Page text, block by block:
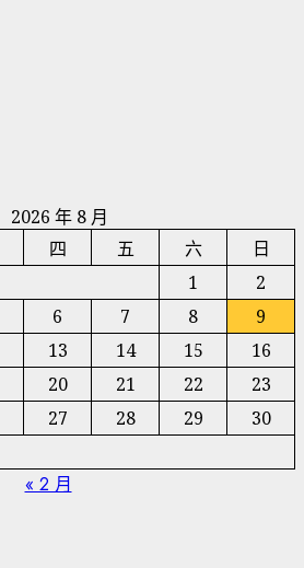
2026 年 8 月
四 五 六
日
1
2
6 7 8
9
13 14 15
16
20 21 22
23
27 28 29
30
« 2 月